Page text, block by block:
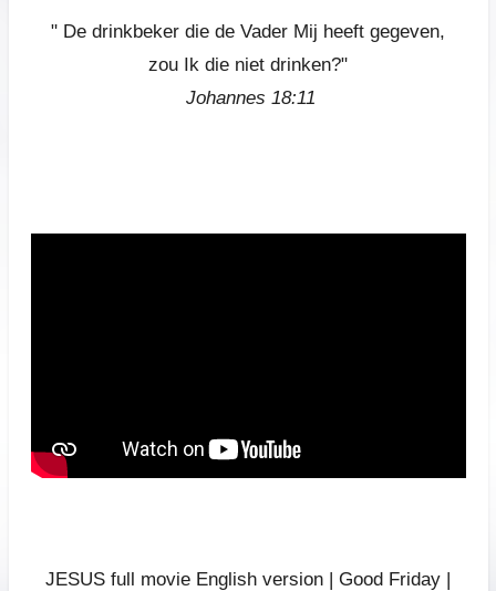
" De drinkbeker die de Vader Mij heeft gegeven,
zou Ik die niet drinken?"
Johannes 18:11
JESUS full movie English version | Good Friday |